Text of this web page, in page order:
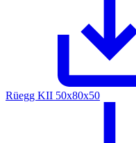
Rüegg KII 50x80x50